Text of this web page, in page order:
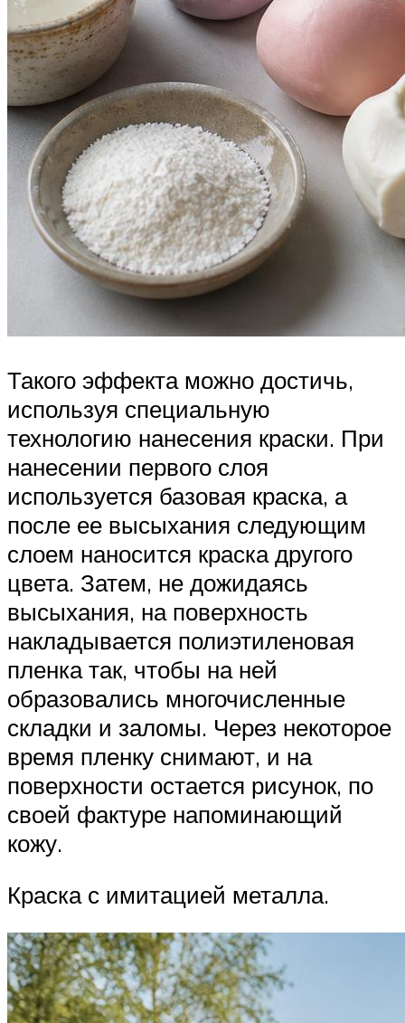
Такого эффекта можно достичь,
используя специальную
технологию нанесения краски. При
нанесении первого слоя
используется базовая краска, а
после ее высыхания следующим
слоем наносится краска другого
цвета. Затем, не дожидаясь
высыхания, на поверхность
накладывается полиэтиленовая
пленка так, чтобы на ней
образовались многочисленные
складки и заломы. Через некоторое
время пленку снимают, и на
поверхности остается рисунок, по
своей фактуре напоминающий
кожу.
Краска с имитацией металла.